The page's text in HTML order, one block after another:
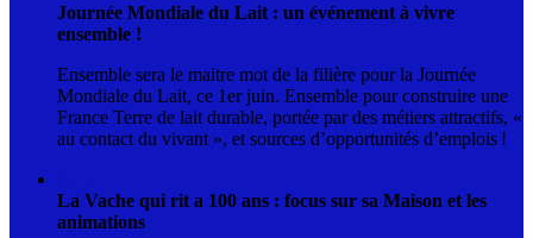
Journée Mondiale du Lait : un événement à vivre
ensemble !
Ensemble sera le maitre mot de la filière pour la Journée
Mondiale du Lait, ce 1er juin. Ensemble pour construire une
France Terre de lait durable, portée par des métiers attractifs, «
au contact du vivant », et sources d’opportunités d’emplois !
La Vache qui rit a 100 ans : focus sur sa Maison et les
animations